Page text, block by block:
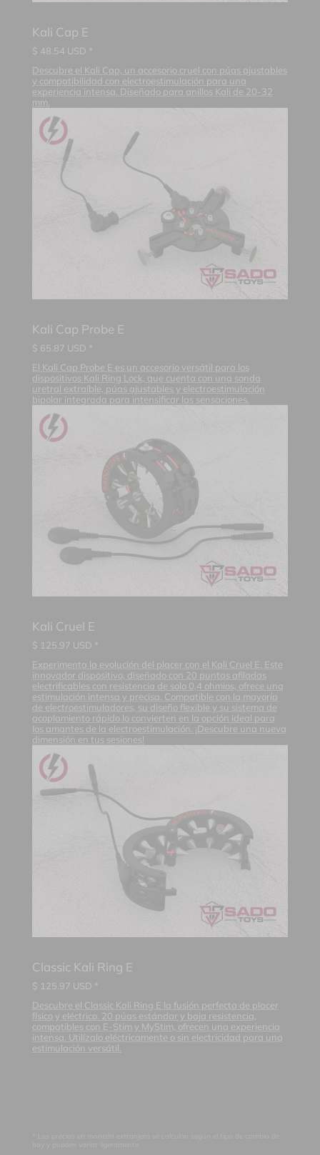
Kali Cap E
$ 48.54 USD *
Descubre el Kali Cap, un accesorio cruel con púas ajustables
y compatibilidad con electroestimulación para una
experiencia intensa. Diseñado para anillos Kali de 20-32
mm.
Kali Cap Probe E
$ 65.87 USD *
El Kali Cap Probe E es un accesorio versátil para los
dispositivos Kali Ring Lock, que cuenta con una sonda
uretral extraíble, púas ajustables y electroestimulación
bipolar integrada para intensificar las sensaciones.
Kali Cruel E
$ 125.97 USD *
Experimenta la evolución del placer con el Kali Cruel E. Este
innovador dispositivo, diseñado con 20 puntas afiladas
electrificables con resistencia de solo 0,4 ohmios, ofrece una
estimulación intensa y precisa. Compatible con la mayoría
de electroestimuladores, su diseño flexible y su sistema de
acoplamiento rápido lo convierten en la opción ideal para
los amantes de la electroestimulación. ¡Descubre una nueva
dimensión en tus sesiones!
Classic Kali Ring E
$ 125.97 USD *
Descubre el Classic Kali Ring E la fusión perfecta de placer
físico y eléctrico. 20 púas estándar y baja resistencia,
compatibles con E-Stim y MyStim, ofrecen una experiencia
intensa. Utilízalo eléctricamente o sin electricidad para una
estimulación versátil.